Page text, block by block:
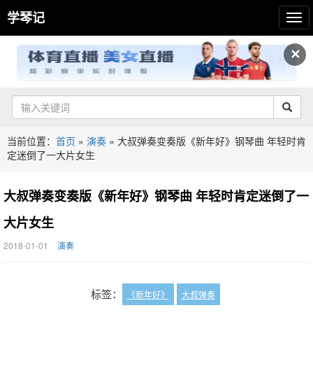
✕
学琴记
当前位置： 首页 » 演奏 » 大叔弹奏变奏版《新年好》钢琴曲 年轻时肯
定迷倒了一大片女生
大叔弹奏变奏版《新年好》钢琴曲 年轻时肯定迷倒了一
大片女生
2018-01-01 演奏
标签： 《新年好》 大叔弹奏